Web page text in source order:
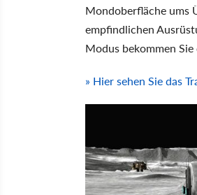
Mondoberfläche ums
empfindlichen
Modus bekommen
» Hier sehen Sie das